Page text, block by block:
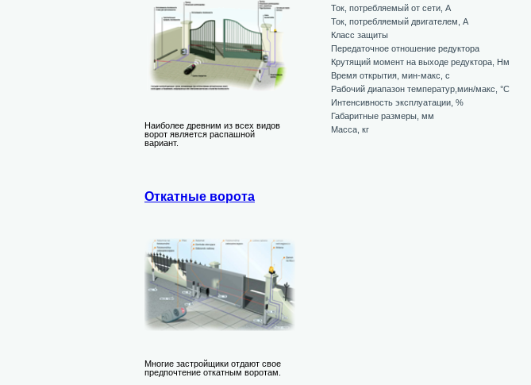
Наиболее древним из всех видов
ворот является распашной
вариант.
Откатные ворота
Многие застройщики отдают свое
предпочтение откатным воротам.
Ток, потребляемый от сети, А
Ток, потребляемый двигателем, А
Класс защиты
Передаточное отношение редуктора
Крутящий момент на выходе редуктора, Нм
Время открытия, мин-макс, с
Рабочий диапазон температур,мин/макс, °С
Интенсивность эксплуатации, %
Габаритные размеры, мм
Масса, кг